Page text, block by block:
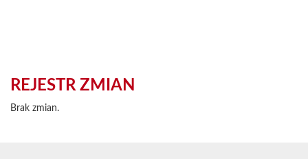
REJESTR ZMIAN
Brak zmian.